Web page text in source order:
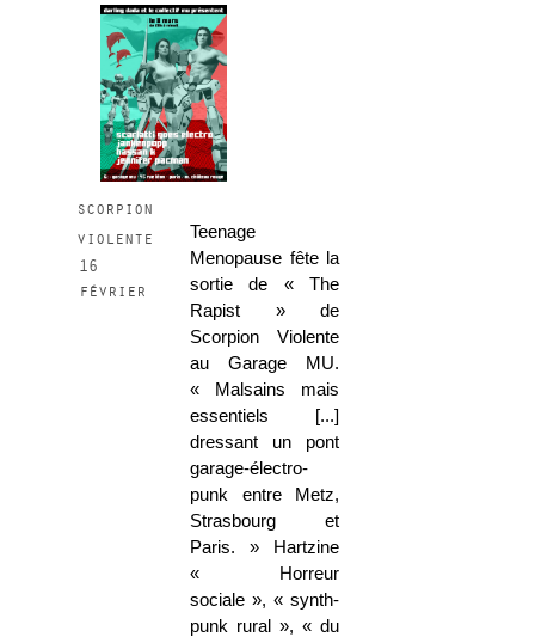
scorpion
violente
16
février
Teenage
Menopause fête la
sortie de « The
Rapist » de
Scorpion Violente
au Garage MU.
« Malsains mais
essentiels [...]
dressant un pont
garage-électro-
punk entre Metz,
Strasbourg et
Paris. » Hartzine
« Horreur
sociale », « synth-
punk rural », « du